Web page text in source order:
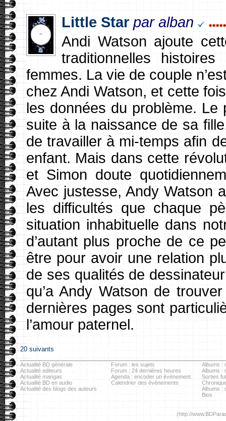
Little Star par alban
Andi Watson ajoute
traditionnelles
femmes. La vie de couple
chez Andi Watson, et cette
les données du problème.
suite à la naissance de sa
de travailler à mi-temps afin
enfant. Mais dans cette
et Simon doute
Avec justesse, Andy Watson
les difficultés que chaque
situation inhabituelle dans
d’autant plus proche de ce
être pour avoir une relation
de ses qualités de
qu’a Andy Watson de
dernières pages sont
l’amour paternel.
20 suivants
Actualité BD générale
Actualité editeurs
Actualité mangas
Actualité BD en audio
Actualité des blogs des auteurs
Forum : les sujets
Forum : 24 dernières heures
Agenda : encoder un évènement
Calendrier des évènements
Albums :
Albums :
Sorties
Albums :
Bios
(http://